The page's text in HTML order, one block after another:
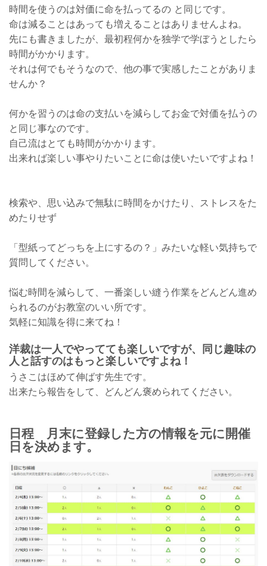
時間を使うのは対価に命を払ってるの と同じです。
命は減ることはあっても増えることはありませんよね。
先にも書きましたが、最初程何かを独学で学ぼうとしたら
時間がかかります。
それは何でもそうなので、他の事で実感したことがありま
せんか？
何かを習うのは命の支払いを減らしてお金で対価を払うの
と同じ事なのです。
自己流はとても時間がかかります。
出来れば楽しい事やりたいことに命は使いたいですよね！
検索や、思い込みで無駄に時間をかけたり、ストレスをた
めたりせず
「型紙ってどっちを上にするの？」みたいな軽い気持ちで
質問してください。
悩む時間を減らして、一番楽しい縫う作業をどんどん進め
られるのがお教室のいい所です。
気軽に知識を得に来てね！
洋裁は一人でやってても楽しいですが、同じ趣味の
人と話すのはもっと楽しいですよね！
うさこはほめて伸ばす先生です。
出来たら報告をして、どんどん褒められてください。
日程 月末に登録した方の情報を元に開催
日を決めます。